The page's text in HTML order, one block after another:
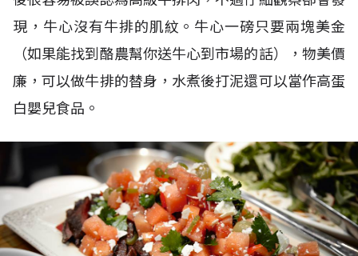
現，牛心沒有牛排的肌紋。牛心一磅只要兩塊美金
（如果能找到酪農幫你送牛心到市場的話），物美價
廉，可以做牛排的替身，水煮後打泥還可以當作高蛋
白嬰兒食品。